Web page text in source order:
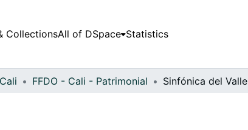
CollectionsAll of DSpace Statistics
Cali FFDO - Cali - Patrimonial Sinfónica del Valle